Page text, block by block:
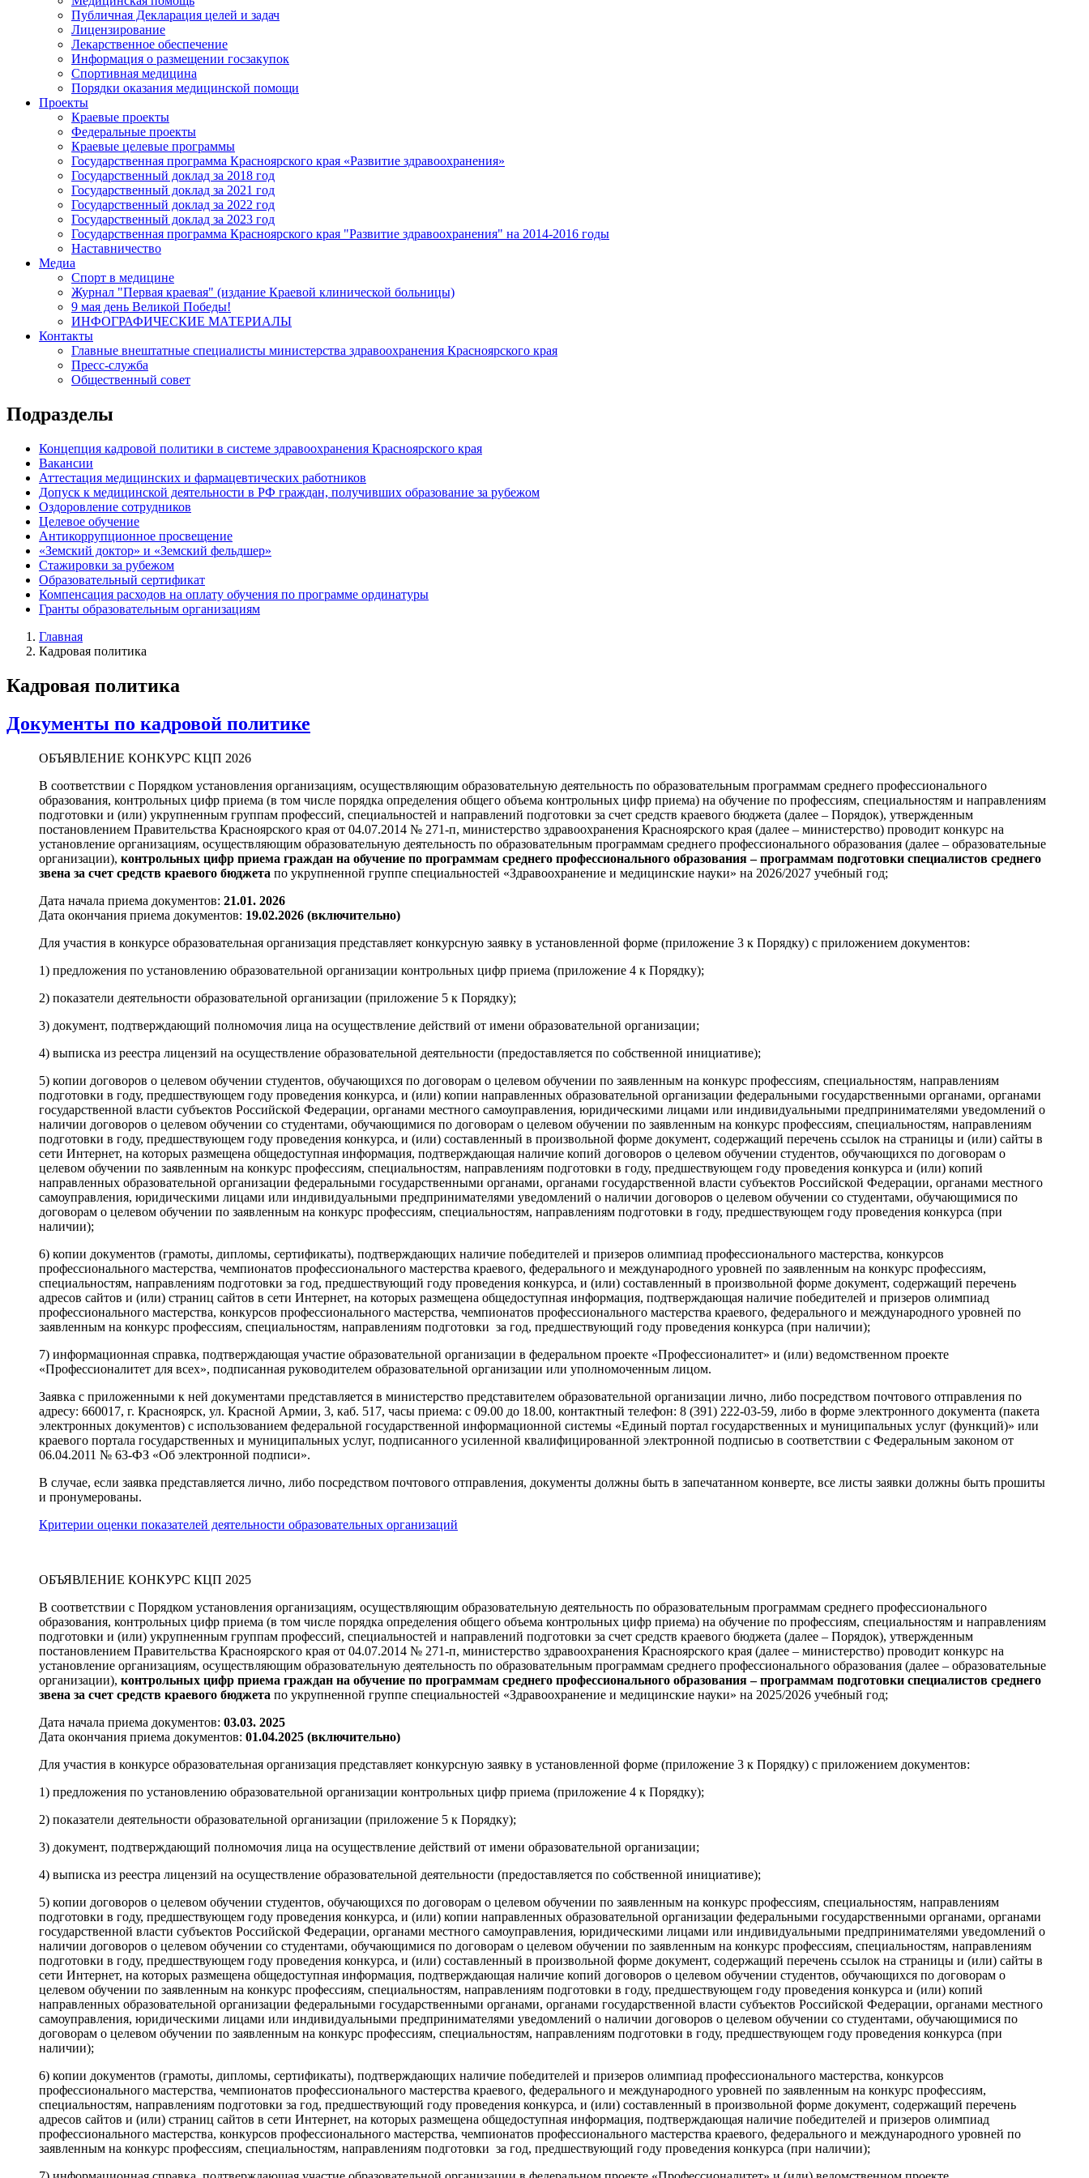
Публичная Декларация целей и задач
Лицензирование
Лекарственное обеспечение
Информация о размещении госзакупок
Спортивная медицина
Порядки оказания медицинской помощи
Проекты
Краевые проекты
Федеральные проекты
Краевые целевые программы
Государственная программа Красноярского края «Развитие здравоохранения»
Государственный доклад за 2018 год
Государственный доклад за 2021 год
Государственный доклад за 2022 год
Государственный доклад за 2023 год
Государственная программа Красноярского края "Развитие здравоохранения" на 2014-2016 годы
Наставничество
Медиа
Спорт в медицине
Журнал "Первая краевая" (издание Краевой клинической больницы)
9 мая день Великой Победы!
ИНФОГРАФИЧЕСКИЕ МАТЕРИАЛЫ
Контакты
Главные внештатные специалисты министерства здравоохранения Красноярского края
Пресс-служба
Общественный совет
Подразделы
Концепция кадровой политики в системе здравоохранения Красноярского края
Вакансии
Аттестация медицинских и фармацевтических работников
Допуск к медицинской деятельности в РФ граждан, получивших образование за рубежом
Оздоровление сотрудников
Целевое обучение
Антикоррупционное просвещение
«Земский доктор» и «Земский фельдшер»
Стажировки за рубежом
Образовательный сертификат
Компенсация расходов на оплату обучения по программе ординатуры
Гранты образовательным организациям
Главная
Кадровая политика
Кадровая политика
Документы по кадровой политике
ОБЪЯВЛЕНИЕ КОНКУРС КЦП 2026
В соответствии с Порядком установления организациям, осуществляющим образовательную деятельность по образовательным программам среднего профессионального
образования, контрольных цифр приема (в том числе порядка определения общего объема контрольных цифр приема) на обучение по профессиям, специальностям и направлениям
подготовки и (или) укрупненным группам профессий, специальностей и направлений подготовки за счет средств краевого бюджета (далее – Порядок), утвержденным
постановлением Правительства Красноярского края от 04.07.2014 № 271-п, министерство здравоохранения Красноярского края (далее – министерство) проводит конкурс на
установление организациям, осуществляющим образовательную деятельность по образовательным программам среднего профессионального образования (далее – образовательные
организации), контрольных цифр приема граждан на обучение по программам среднего профессионального образования – программам подготовки специалистов среднего
звена за счет средств краевого бюджета по укрупненной группе специальностей «Здравоохранение и медицинские науки» на 2026/2027 учебный год;
Дата начала приема документов: 21.01. 2026
Дата окончания приема документов: 19.02.2026 (включительно)
Для участия в конкурсе образовательная организация представляет конкурсную заявку в установленной форме (приложение 3 к Порядку) с приложением документов:
1) предложения по установлению образовательной организации контрольных цифр приема (приложение 4 к Порядку);
2) показатели деятельности образовательной организации (приложение 5 к Порядку);
3) документ, подтверждающий полномочия лица на осуществление действий от имени образовательной организации;
4) выписка из реестра лицензий на осуществление образовательной деятельности (предоставляется по собственной инициативе);
5) копии договоров о целевом обучении студентов, обучающихся по договорам о целевом обучении по заявленным на конкурс профессиям, специальностям, направлениям
подготовки в году, предшествующем году проведения конкурса, и (или) копии направленных образовательной организации федеральными государственными органами, органами
государственной власти субъектов Российской Федерации, органами местного самоуправления, юридическими лицами или индивидуальными предпринимателями уведомлений о
наличии договоров о целевом обучении со студентами, обучающимися по договорам о целевом обучении по заявленным на конкурс профессиям, специальностям, направлениям
подготовки в году, предшествующем году проведения конкурса, и (или) составленный в произвольной форме документ, содержащий перечень ссылок на страницы и (или) сайты в
сети Интернет, на которых размещена общедоступная информация, подтверждающая наличие копий договоров о целевом обучении студентов, обучающихся по договорам о
целевом обучении по заявленным на конкурс профессиям, специальностям, направлениям подготовки в году, предшествующем году проведения конкурса и (или) копий
направленных образовательной организации федеральными государственными органами, органами государственной власти субъектов Российской Федерации, органами местного
самоуправления, юридическими лицами или индивидуальными предпринимателями уведомлений о наличии договоров о целевом обучении со студентами, обучающимися по
договорам о целевом обучении по заявленным на конкурс профессиям, специальностям, направлениям подготовки в году, предшествующем году проведения конкурса (при
наличии);
6) копии документов (грамоты, дипломы, сертификаты), подтверждающих наличие победителей и призеров олимпиад профессионального мастерства, конкурсов
профессионального мастерства, чемпионатов профессионального мастерства краевого, федерального и международного уровней по заявленным на конкурс профессиям,
специальностям, направлениям подготовки за год, предшествующий году проведения конкурса, и (или) составленный в произвольной форме документ, содержащий перечень
адресов сайтов и (или) страниц сайтов в сети Интернет, на которых размещена общедоступная информация, подтверждающая наличие победителей и призеров олимпиад
профессионального мастерства, конкурсов профессионального мастерства, чемпионатов профессионального мастерства краевого, федерального и международного уровней по
заявленным на конкурс профессиям, специальностям, направлениям подготовки за год, предшествующий году проведения конкурса (при наличии);
7) информационная справка, подтверждающая участие образовательной организации в федеральном проекте «Профессионалитет» и (или) ведомственном проекте
«Профессионалитет для всех», подписанная руководителем образовательной организации или уполномоченным лицом.
Заявка с приложенными к ней документами представляется в министерство представителем образовательной организации лично, либо посредством почтового отправления по
адресу: 660017, г. Красноярск, ул. Красной Армии, 3, каб. 517, часы приема: с 09.00 до 18.00, контактный телефон: 8 (391) 222-03-59, либо в форме электронного документа (пакета
электронных документов) с использованием федеральной государственной информационной системы «Единый портал государственных и муниципальных услуг (функций)» или
краевого портала государственных и муниципальных услуг, подписанного усиленной квалифицированной электронной подписью в соответствии с Федеральным законом от
06.04.2011 № 63-ФЗ «Об электронной подписи».
В случае, если заявка представляется лично, либо посредством почтового отправления, документы должны быть в запечатанном конверте, все листы заявки должны быть прошиты
и пронумерованы.
Критерии оценки показателей деятельности образовательных организаций
ОБЪЯВЛЕНИЕ КОНКУРС КЦП 2025
В соответствии с Порядком установления организациям, осуществляющим образовательную деятельность по образовательным программам среднего профессионального
образования, контрольных цифр приема (в том числе порядка определения общего объема контрольных цифр приема) на обучение по профессиям, специальностям и направлениям
подготовки и (или) укрупненным группам профессий, специальностей и направлений подготовки за счет средств краевого бюджета (далее – Порядок), утвержденным
постановлением Правительства Красноярского края от 04.07.2014 № 271-п, министерство здравоохранения Красноярского края (далее – министерство) проводит конкурс на
установление организациям, осуществляющим образовательную деятельность по образовательным программам среднего профессионального образования (далее – образовательные
организации), контрольных цифр приема граждан на обучение по программам среднего профессионального образования – программам подготовки специалистов среднего
звена за счет средств краевого бюджета по укрупненной группе специальностей «Здравоохранение и медицинские науки» на 2025/2026 учебный год;
Дата начала приема документов: 03.03. 2025
Дата окончания приема документов: 01.04.2025 (включительно)
Для участия в конкурсе образовательная организация представляет конкурсную заявку в установленной форме (приложение 3 к Порядку) с приложением документов:
1) предложения по установлению образовательной организации контрольных цифр приема (приложение 4 к Порядку);
2) показатели деятельности образовательной организации (приложение 5 к Порядку);
3) документ, подтверждающий полномочия лица на осуществление действий от имени образовательной организации;
4) выписка из реестра лицензий на осуществление образовательной деятельности (предоставляется по собственной инициативе);
5) копии договоров о целевом обучении студентов, обучающихся по договорам о целевом обучении по заявленным на конкурс профессиям, специальностям, направлениям
подготовки в году, предшествующем году проведения конкурса, и (или) копии направленных образовательной организации федеральными государственными органами, органами
государственной власти субъектов Российской Федерации, органами местного самоуправления, юридическими лицами или индивидуальными предпринимателями уведомлений о
наличии договоров о целевом обучении со студентами, обучающимися по договорам о целевом обучении по заявленным на конкурс профессиям, специальностям, направлениям
подготовки в году, предшествующем году проведения конкурса, и (или) составленный в произвольной форме документ, содержащий перечень ссылок на страницы и (или) сайты в
сети Интернет, на которых размещена общедоступная информация, подтверждающая наличие копий договоров о целевом обучении студентов, обучающихся по договорам о
целевом обучении по заявленным на конкурс профессиям, специальностям, направлениям подготовки в году, предшествующем году проведения конкурса и (или) копий
направленных образовательной организации федеральными государственными органами, органами государственной власти субъектов Российской Федерации, органами местного
самоуправления, юридическими лицами или индивидуальными предпринимателями уведомлений о наличии договоров о целевом обучении со студентами, обучающимися по
договорам о целевом обучении по заявленным на конкурс профессиям, специальностям, направлениям подготовки в году, предшествующем году проведения конкурса (при
наличии);
6) копии документов (грамоты, дипломы, сертификаты), подтверждающих наличие победителей и призеров олимпиад профессионального мастерства, конкурсов
профессионального мастерства, чемпионатов профессионального мастерства краевого, федерального и международного уровней по заявленным на конкурс профессиям,
специальностям, направлениям подготовки за год, предшествующий году проведения конкурса, и (или) составленный в произвольной форме документ, содержащий перечень
адресов сайтов и (или) страниц сайтов в сети Интернет, на которых размещена общедоступная информация, подтверждающая наличие победителей и призеров олимпиад
профессионального мастерства, конкурсов профессионального мастерства, чемпионатов профессионального мастерства краевого, федерального и международного уровней по
заявленным на конкурс профессиям, специальностям, направлениям подготовки за год, предшествующий году проведения конкурса (при наличии);